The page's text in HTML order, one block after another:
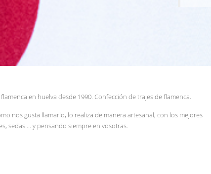
en huelva desde 1990. Confección de trajes de flamenca.
nos gusta llamarlo, lo realiza de manera artesanal, con los mejores
sedas.... y pensando siempre en vosotras.